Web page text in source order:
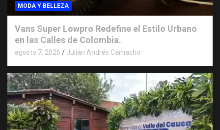
MODA Y BELLEZA
Vans Super Lowpro Redefine el Estilo Urbano
en las Calles de Colombia.
agosto 7, 2026 Julián Andrés Camacho